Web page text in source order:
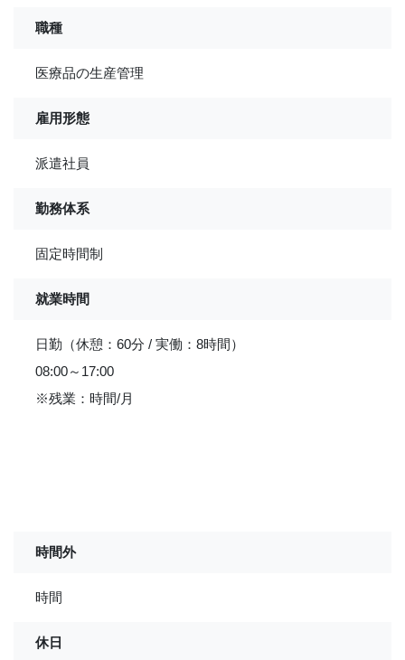
職種
医療品の生産管理
雇用形態
派遣社員
勤務体系
固定時間制
就業時間
日勤（休憩：60分 / 実働：8時間）
08:00～17:00
※残業：時間/月
時間外
時間
休日